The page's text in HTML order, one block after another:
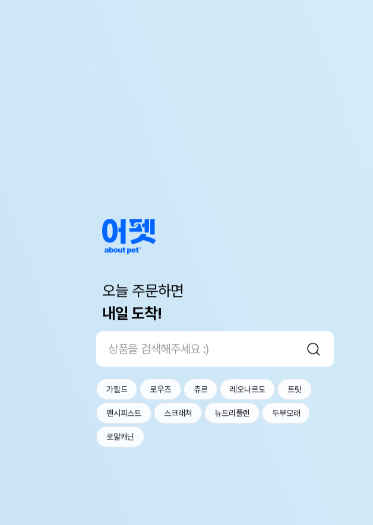
오늘 주문하면
내일 도착!
가필드 로우즈 츄르 레오나르도 트릿
팬시피스트 스크래쳐 뉴트리플랜 두부모래
로얄캐닌